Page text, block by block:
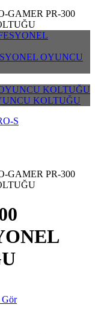
GAMER PR-300
OYUNCU
KOLTUĞU
GAMER PR-300
Gör